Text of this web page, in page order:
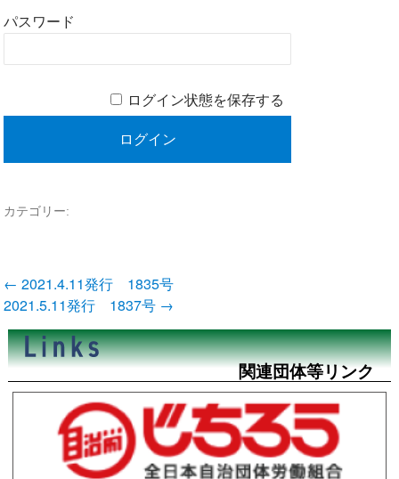
パスワード
ログイン状態を保存する
カテゴリー:
投
稿
ナ
ビ
ゲ
ー
シ
← 2021.4.11発行 1835号
2021.5.11発行 1837号 →
関連団体等リンク